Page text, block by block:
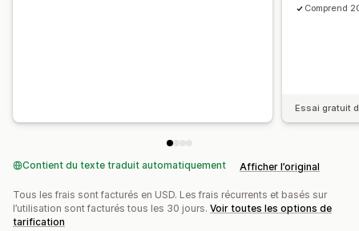
Comprend
Essai gratuit
Contient du texte traduit automatiquement Afficher l’original
Tous les frais sont facturés en USD. Les frais récurrents et basés sur
l’utilisation sont facturés tous les 30 jours. Voir toutes les options de
tarification